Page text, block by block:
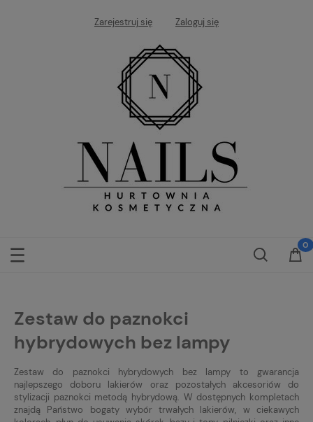
Zarejestruj się Zaloguj się
Zestaw do paznokci
hybrydowych bez lampy
Zestaw do paznokci hybrydowych bez lampy to gwarancja
najlepszego doboru lakierów oraz pozostałych akcesoriów do
stylizacji paznokci metodą hybrydową. W dostępnych kompletach
znajdą Państwo bogaty wybór trwałych lakierów, w ciekawych